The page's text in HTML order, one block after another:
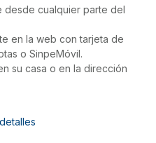
desde cualquier parte del
en la web con tarjeta de
o SinpeMóvil.
su casa o en la dirección